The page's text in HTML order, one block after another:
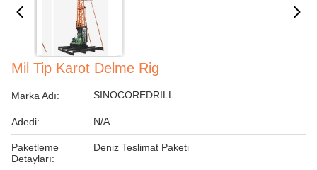
Mil Tip Karot Delme Rig
Marka Adı: SINOCOREDRILL
Adedi: N/A
Paketleme
Detayları:
Deniz Teslimat Paketi